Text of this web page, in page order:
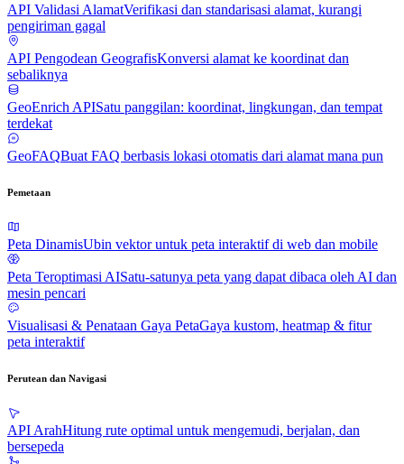
API Validasi AlamatVerifikasi dan standarisasi alamat, kurangi
pengiriman gagal
API Pengodean GeografisKonversi alamat ke koordinat dan
sebaliknya
GeoEnrich APISatu panggilan: koordinat, lingkungan, dan tempat
terdekat
GeoFAQBuat FAQ berbasis lokasi otomatis dari alamat mana pun
Pemetaan
Peta DinamisUbin vektor untuk peta interaktif di web dan mobile
Peta Teroptimasi AISatu-satunya peta yang dapat dibaca oleh AI dan
mesin pencari
Visualisasi & Penataan Gaya PetaGaya kustom, heatmap & fitur
peta interaktif
Perutean dan Navigasi
API ArahHitung rute optimal untuk mengemudi, berjalan, dan
bersepeda